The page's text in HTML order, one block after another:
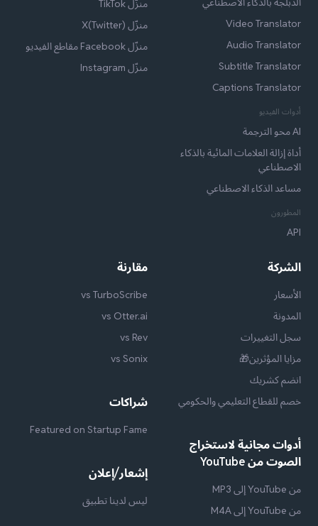
Video Translator
Audio Translator
Subtitle Translator
Captions Translator
أدوات الفيديو
AI محو الترجمة
أداة إزالة العلامات المائية بالذكاء
الاصطناعي
مساعد الذكاء الاصطناعي
المطورون
API
منزّل TikTok
منزّل X(Twitter)
منزّل Facebook مقاطع الفيديو
منزّل Instagram
الشركة
الأسعار
المدونة
سجل التغييرات
مزايا المؤثرين🎁
انضم كشريك
خصم للقطاع التعليمي والحكومي
أدوات مجانية لاستخراج
الصوت من YouTube
من YouTube إلى MP3
من YouTube إلى M4A
مقارنة
vs TurboScribe
vs Otter.ai
vs Rev
vs Sonix
شراكات
Featured on Startup Fame
إشعار/إعلان
ليس لدينا تطبيق